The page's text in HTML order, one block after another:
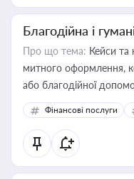
Благодійна і
Про що тема: Кейси та
митного оформлення,
або благодійної
Фінансові послуги